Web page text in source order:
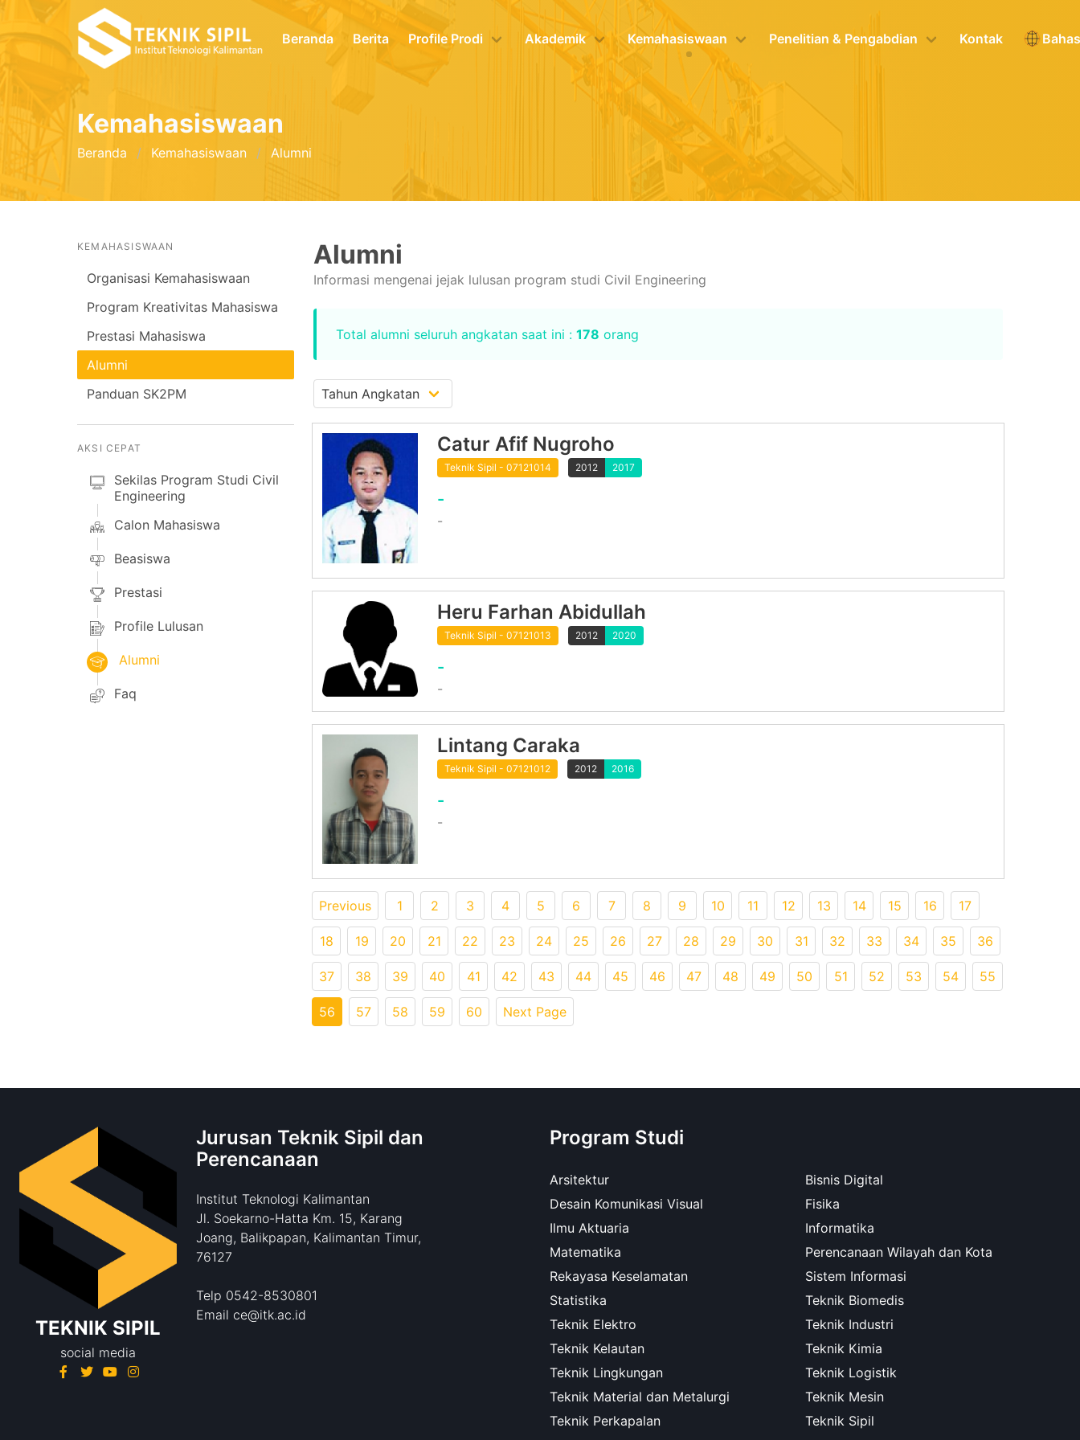
Beranda Berita Profile Prodi Akademik Kemahasiswaan Penelitian & Pengabdian Kontak
Kemahasiswaan
Beranda Kemahasiswaan Alumni
KEMAHASISWAAN
Organisasi Kemahasiswaan
Program Kreativitas Mahasiswa
Prestasi Mahasiswa
Alumni
Panduan SK2PM
AKSI CEPAT
Sekilas Program Studi Civil
Engineering
Calon Mahasiswa
Beasiswa
Prestasi
Profile Lulusan
Alumni
Faq
Alumni
Informasi mengenai jejak lulusan program studi Civil Engineering
Total alumni seluruh angkatan saat ini : 178 orang
Catur Afif Nugroho
Teknik Sipil - 07121014 2012 2017
-
-
Heru Farhan Abidullah
Teknik Sipil - 07121013 2012 2020
-
-
Lintang Caraka
Teknik Sipil - 07121012 2012 2016
-
-
Previous 1 2 3 4 5 6 7 8 9 10 11 12 13 14 15 16 17
18 19 20 21 22 23 24 25 26 27 28 29 30 31 32 33 34 35 36
37 38 39 40 41 42 43 44 45 46 47 48 49 50 51 52 53 54 55
56 57 58 59 60 Next Page
TEKNIK SIPIL
social media
Jurusan Teknik Sipil dan
Perencanaan
Institut Teknologi Kalimantan
Jl. Soekarno-Hatta Km. 15, Karang
Joang, Balikpapan, Kalimantan Timur,
76127
Telp 0542-8530801
Email ce@itk.ac.id
Program Studi
Arsitektur
Bisnis Digital
Desain Komunikasi Visual
Fisika
Ilmu Aktuaria
Informatika
Matematika
Perencanaan Wilayah dan Kota
Rekayasa Keselamatan
Sistem Informasi
Statistika
Teknik Biomedis
Teknik Elektro
Teknik Industri
Teknik Kelautan
Teknik Kimia
Teknik Lingkungan
Teknik Logistik
Teknik Material dan Metalurgi
Teknik Mesin
Teknik Perkapalan
Teknik Sipil